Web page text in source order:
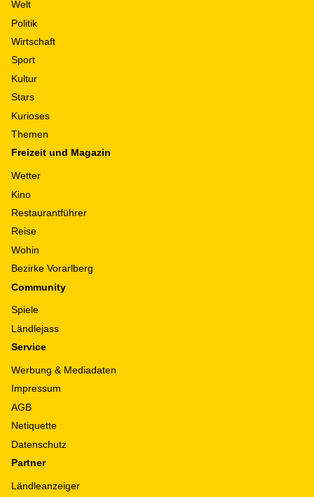
Welt
Politik
Wirtschaft
Sport
Kultur
Stars
Kurioses
Themen
Freizeit und Magazin
Wetter
Kino
Restaurantführer
Reise
Wohin
Bezirke Vorarlberg
Community
Spiele
Ländlejass
Service
Werbung & Mediadaten
Impressum
AGB
Netiquette
Datenschutz
Partner
Ländleanzeiger